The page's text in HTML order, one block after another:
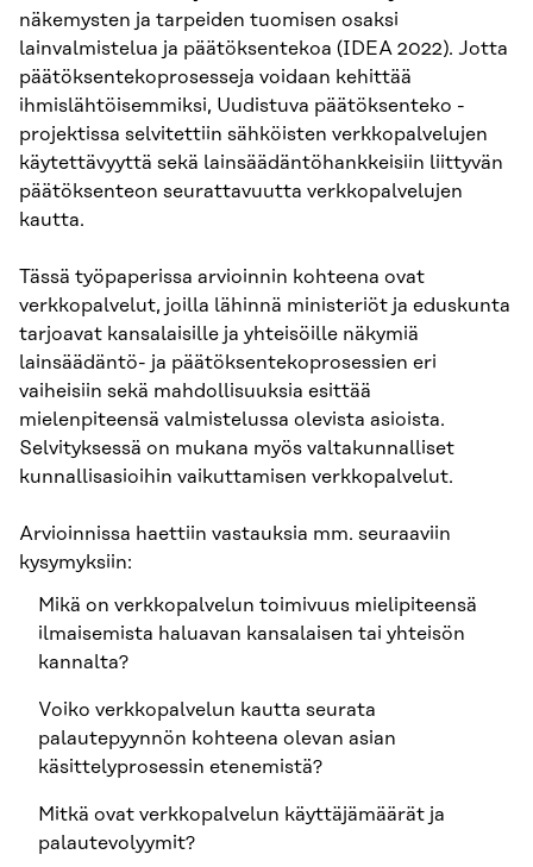
näkemysten ja tarpeiden tuomisen osaksi
lainvalmistelua ja päätöksentekoa (IDEA 2022). Jotta
päätöksentekoprosesseja voidaan kehittää
ihmislähtöisemmiksi, Uudistuva päätöksenteko -
projektissa selvitettiin sähköisten verkkopalvelujen
käytettävyyttä sekä lainsäädäntöhankkeisiin liittyvän
päätöksenteon seurattavuutta verkkopalvelujen
kautta.
Tässä työpaperissa arvioinnin kohteena ovat
verkkopalvelut, joilla lähinnä ministeriöt ja eduskunta
tarjoavat kansalaisille ja yhteisöille näkymiä
lainsäädäntö- ja päätöksentekoprosessien eri
vaiheisiin sekä mahdollisuuksia esittää
mielenpiteensä valmistelussa olevista asioista.
Selvityksessä on mukana myös valtakunnalliset
kunnallisasioihin vaikuttamisen verkkopalvelut.
Arvioinnissa haettiin vastauksia mm. seuraaviin
kysymyksiin:
Mikä on verkkopalvelun toimivuus mielipiteensä
ilmaisemista haluavan kansalaisen tai yhteisön
kannalta?
Voiko verkkopalvelun kautta seurata
palautepyynnön kohteena olevan asian
käsittelyprosessin etenemistä?
Mitkä ovat verkkopalvelun käyttäjämäärät ja
palautevolyymit?